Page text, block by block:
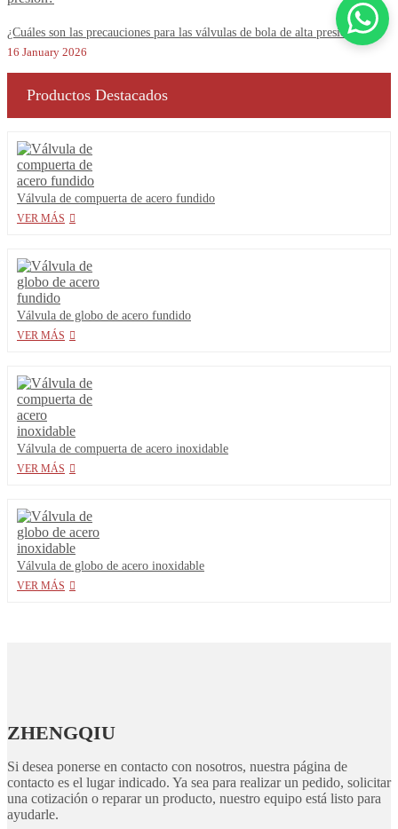
¿Cuáles son las precauciones para las válvulas de bola de alta presión?
16 January 2026
Productos Destacados
Válvula de compuerta de acero fundido
VER MÁS
Válvula de globo de acero fundido
VER MÁS
Válvula de compuerta de acero inoxidable
VER MÁS
Válvula de globo de acero inoxidable
VER MÁS
ZHENGQIU
Si desea ponerse en contacto con nosotros, nuestra página de
contacto es el lugar indicado. Ya sea para realizar un pedido, solicitar
una cotización o reparar un producto, nuestro equipo está listo para
ayudarle.